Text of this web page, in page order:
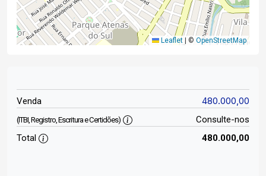
Leaflet © OpenStreetMap
Venda 480.000,00
(ITBI, Registro, Escritura e Certidões)
Consulte-nos
Total
480.000,00